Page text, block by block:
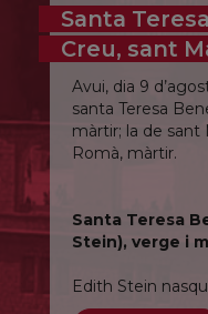
Santa
Creu, sant
Avui, dia 9
santa Teresa
màrtir; la de sant
Romà, màrtir.
Santa Teresa
Stein), verge i
Edith Stein
ciutat alemanya i